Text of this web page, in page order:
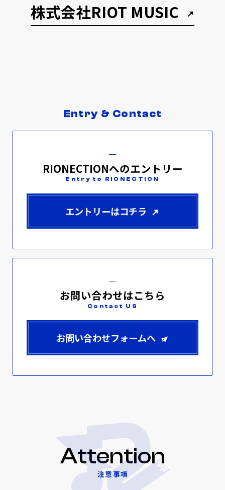
株式会社RIOT MUSIC
Entry & Contact
RIONECTIONへのエントリー
Entry to RIONECTION
エントリーはコチラ
お問い合わせはこちら
Contact US
お問い合わせフォームへ
Attention
注意事項